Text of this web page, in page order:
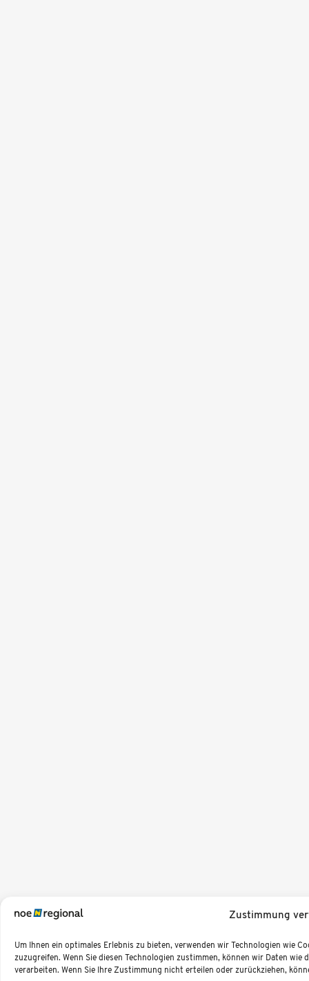
Zustimmung
Um Ihnen ein optimales Erlebnis zu bieten, verwenden wir Technologien wie
zuzugreifen. Wenn Sie diesen Technologien zustimmen, können wir Daten
verarbeiten. Wenn Sie Ihre Zustimmung nicht erteilen oder zurückziehen,